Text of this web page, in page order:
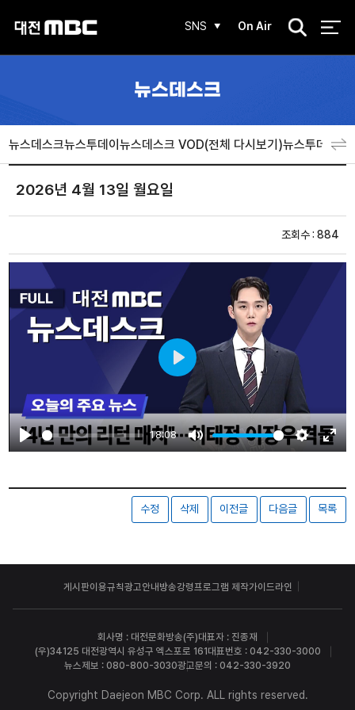
SNS On Air
검
뉴스데스크
뉴스데스크뉴스투데이뉴스데스크 VOD(전체 다시보기)뉴스투데이
2026년 4월 13일 월요일
조회수 : 884
Play
18:08
Mute Settings
Play
수정 삭제 이전글 다음글 목록
게시판이용규칙광고안내방송강령 프로그램 제작가이드라인
회사명 : 대전문화방송(주)대표자 : 진종재
(우)34125 대전광역시 유성구 엑스포로 161대표번호 : 042-330-3000
뉴스제보 : 080-800-3030광고문의 : 042-330-3920
Copyright Daejeon MBC Corp. ALL rights reserved.